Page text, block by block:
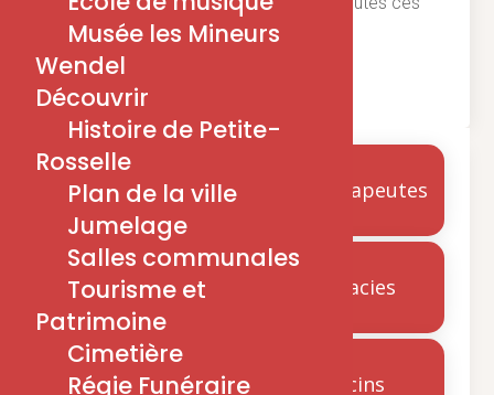
informations pratiques.
Conseillers
conjugaux
Infirmiers
libéraux
Kinésithérapeutes
Pharmacies
Médecins
Musée les Mineurs
Wendel
Découvrir
Histoire de Petite-
Rosselle
Plan de la ville
Jumelage
Salles communales
Tourisme et
Patrimoine
Cimetière
Régie Funéraire